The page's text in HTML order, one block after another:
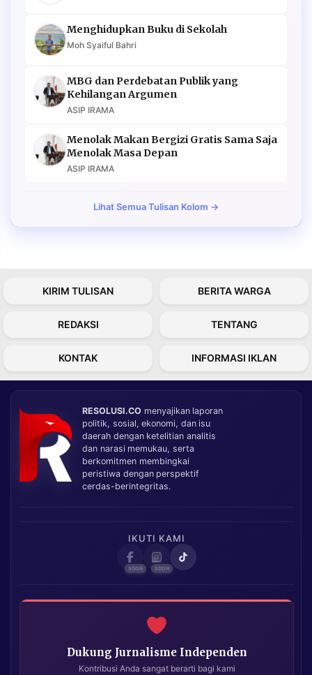
Menghidupkan Buku di Sekolah
Moh Syaiful Bahri
MBG dan Perdebatan Publik yang
Kehilangan Argumen
ASIP IRAMA
Menolak Makan Bergizi Gratis Sama Saja
Menolak Masa Depan
ASIP IRAMA
Lihat Semua Tulisan Kolom →
KIRIM TULISAN BERITA WARGA
REDAKSI TENTANG
KONTAK INFORMASI IKLAN
RESOLUSI.CO menyajikan laporan
politik, sosial, ekonomi, dan isu
daerah dengan ketelitian analitis
dan narasi memukau, serta
berkomitmen membingkai
peristiwa dengan perspektif
cerdas-berintegritas.
IKUTI KAMI
Dukung Jurnalisme Independen
Kontribusi Anda sangat berarti bagi kami